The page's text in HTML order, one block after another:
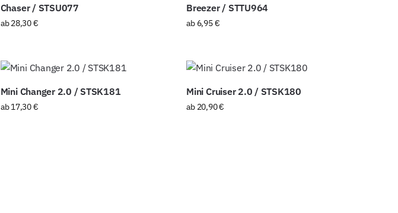
Chaser / STSU077
ab28,30€
Breezer / STTU964
ab 6,95€
Mini Changer 2.0 / STSK181
ab17,30€
Mini Cruiser 2.0 / STSK180
ab 20,90€